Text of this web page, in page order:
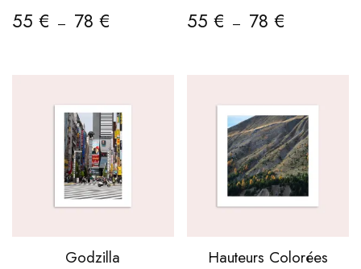
55 € – 78 € 55€ – 78€
Godzilla Hauteurs Colorées